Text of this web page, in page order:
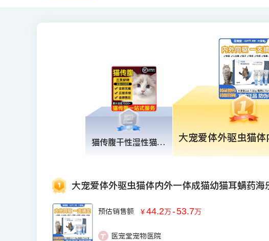
猫传腹干性湿性猫咪传腹油剂水剂特针剂口服片剂六年稳定版营养液
大宠爱体外驱虫猫体内外一体成猫幼猫耳螨药海
预估销售额 ￥44.2万-53.7万
医宠堂宠物医院